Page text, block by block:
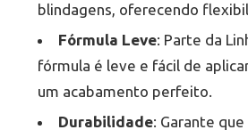
blindagens, oferecendo
Fórmula Leve: Parte da
fórmula é leve e fácil de
um acabamento perfeito.
Durabilidade: Garante que